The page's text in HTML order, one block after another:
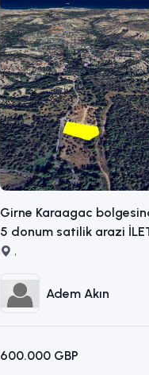
Girne Karaagac
5 donum satilik arazi
ADEM AKIN : 05338314949
,
Adem Akın
600.000 GBP